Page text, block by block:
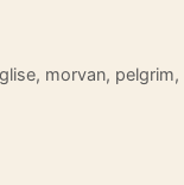
, morvan, pelgrim,